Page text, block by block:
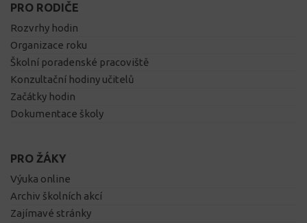
PRO RODIČE
Rozvrhy hodin
Organizace roku
Školní poradenské pracoviště
Konzultační hodiny učitelů
Začátky hodin
Dokumentace školy
PRO ŽÁKY
Výuka online
Archiv školních akcí
Zajímavé stránky